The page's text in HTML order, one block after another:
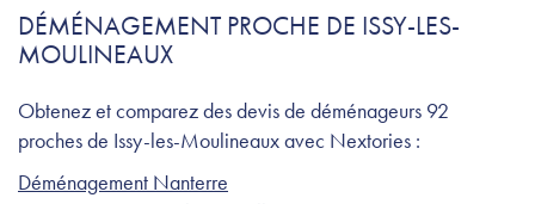
DÉMÉNAGEMENT PROCHE DE ISSY-LES-
MOULINEAUX
Obtenez et comparez des devis de déménageurs 92
proches de Issy-les-Moulineaux avec Nextories :
Déménagement Nanterre